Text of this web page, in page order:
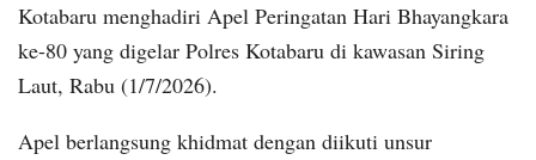
Kotabaru menghadiri Apel Peringatan Hari Bhayangkara
ke-80 yang digelar Polres Kotabaru di kawasan Siring
Laut, Rabu (1/7/2026).
Apel berlangsung khidmat dengan diikuti unsur